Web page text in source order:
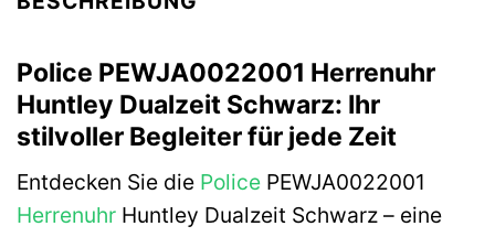
Police PEWJA0022001 Herrenuhr
Huntley Dualzeit Schwarz: Ihr
stilvoller Begleiter für jede Zeit
Entdecken Sie die Police PEWJA0022001
Herrenuhr Huntley Dualzeit Schwarz – eine